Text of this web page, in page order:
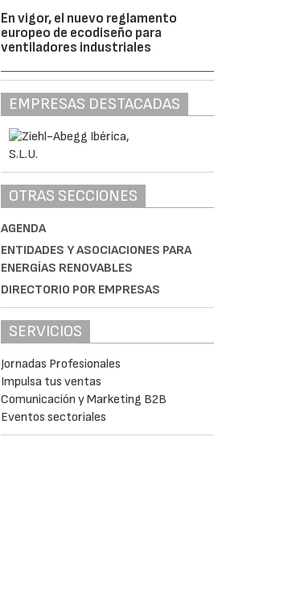
En vigor, el nuevo reglamento
europeo de ecodiseño para
ventiladores industriales
EMPRESAS DESTACADAS
OTRAS SECCIONES
AGENDA
ENTIDADES Y ASOCIACIONES PARA
ENERGÍAS RENOVABLES
DIRECTORIO POR EMPRESAS
SERVICIOS
Jornadas Profesionales
Impulsa tus ventas
Comunicación y Marketing B2B
Eventos sectoriales